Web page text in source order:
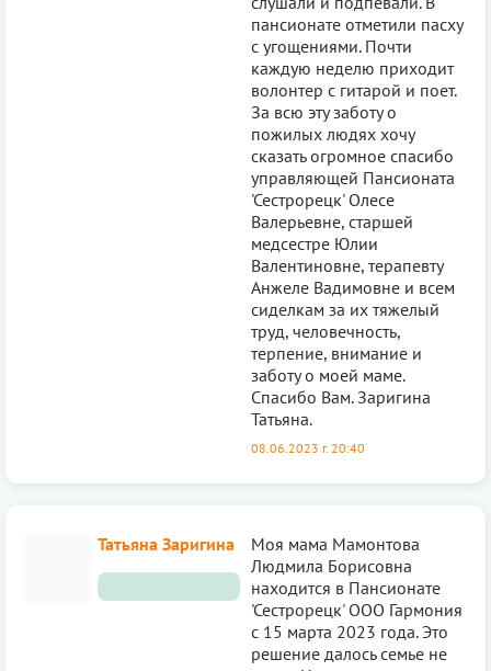
пансионате отметили пасху
с угощениями. Почти
каждую неделю приходит
волонтер с гитарой и поет.
За всю эту заботу о
пожилых людях хочу
сказать огромное спасибо
управляющей Пансионата
'Сестрорецк' Олесе
Валерьевне, старшей
медсестре Юлии
Валентиновне, терапевту
Анжеле Вадимовне и всем
сиделкам за их тяжелый
труд, человечность,
терпение, внимание и
заботу о моей маме.
Спасибо Вам. Заригина
Татьяна.
08.06.2023 г. 20:40
Татьяна Заригина
Моя мама Мамонтова
Людмила Борисовна
находится в Пансионате
'Сестрорецк' ООО Гармония
с 15 марта 2023 года. Это
решение далось семье не